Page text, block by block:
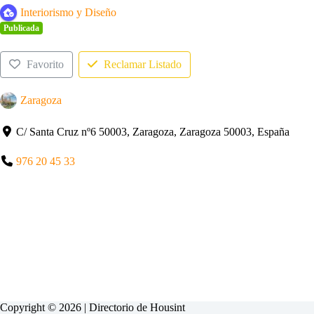
Interiorismo y Diseño
Publicada
Favorito Reclamar Listado
Zaragoza
C/ Santa Cruz nº6 50003, Zaragoza, Zaragoza 50003, España
976 20 45 33
Copyright © 2026 | Directorio de Housint